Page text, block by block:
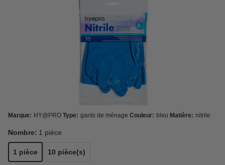
Marque: HY@PRO Type: gants de ménage Couleur: bleu Matière: nitrile
Nombre: 1 pièce
1 pièce 10 pièce(s)